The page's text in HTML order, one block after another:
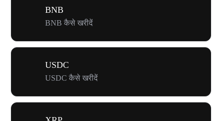
BNB
BNB कैसे खरीदें
USDC
USDC कैसे खरीदें